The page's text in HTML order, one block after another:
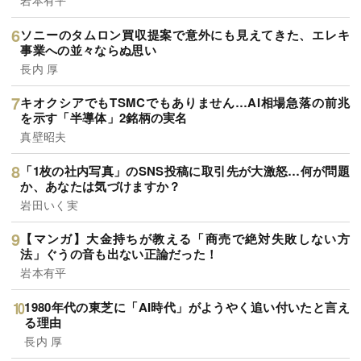
ソニーのタムロン買収提案で意外にも見えてきた、エレキ
事業への並々ならぬ思い
長内 厚
キオクシアでもTSMCでもありません…AI相場急落の前兆
を示す「半導体」2銘柄の実名
真壁昭夫
「1枚の社内写真」のSNS投稿に取引先が大激怒…何が問題
か、あなたは気づけますか？
岩田いく実
【マンガ】大金持ちが教える「商売で絶対失敗しない方
法」ぐうの音も出ない正論だった！
岩本有平
1980年代の東芝に「AI時代」がようやく追い付いたと言え
る理由
長内 厚